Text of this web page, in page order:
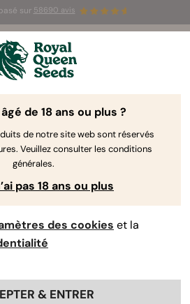
sur 58690 avis
Widow AutoGRATUITES pour les
de 18 ans ou plus ?
de notre site web sont réservés
Veuillez consulter les conditions
générales.
pas 18 ans ou plus
des cookies et la
& ENTRER